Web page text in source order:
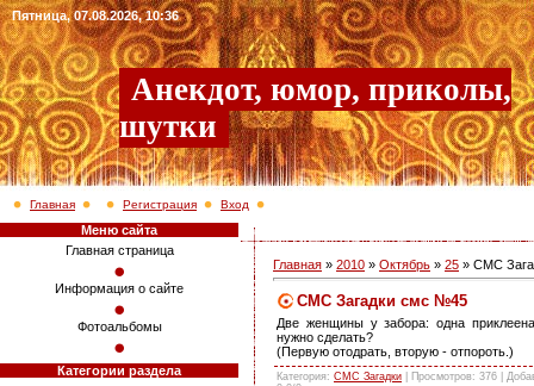
Пятница, 07.08.2026, 10:36
Анекдот, юмор, приколы,
шутки
Главная Регистрация Вход
Меню сайта
Главная страница
Информация о сайте
Фотоальбомы
Категории раздела
Главная » 2010 » Октябрь » 25 » СМС
СМС Загадки смс №45
Две женщины у забора: одна
нужно сделать?
(Первую отодрать, вторую - отпороть.)
Категория: СМС Загадки Просмотров: 376 |